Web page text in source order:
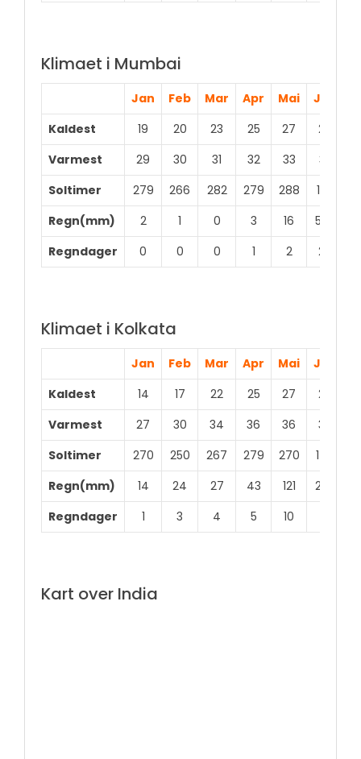
Klimaet i Mumbai
Jan Feb Mar Apr Mai Jun
Kaldest
19 20 23 25 27 26
Varmest
29 30 31 32 33 32
Soltimer
279 266 282 279 288 162
Regn(mm)
2 1 0 3 16 520
Regndager
0 0 0 1 2 20
Klimaet i Kolkata
Jan Feb Mar Apr Mai Jun
Kaldest
14 17 22 25 27 27
Varmest
27 30 34 36 36 34
Soltimer
270 250 267 279 270 147
Regn(mm)
14 24 27 43 121 259
Regndager
1 3 4 5 10
Kart over India